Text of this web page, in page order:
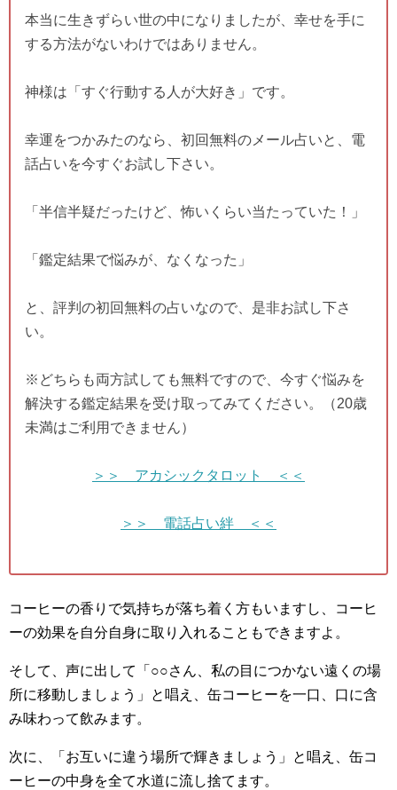
本当に生きずらい世の中になりましたが、幸せを手に
する方法がないわけではありません。
神様は「すぐ行動する人が大好き」です。
幸運をつかみたのなら、初回無料のメール占いと、電
話占いを今すぐお試し下さい。
「半信半疑だったけど、怖いくらい当たっていた！」
「鑑定結果で悩みが、なくなった」
と、評判の初回無料の占いなので、是非お試し下さ
い。
※どちらも両方試しても無料ですので、今すぐ悩みを
解決する鑑定結果を受け取ってみてください。（20歳
未満はご利用できません）
＞＞ アカシックタロット ＜＜
＞＞ 電話占い絆 ＜＜
コーヒーの香りで気持ちが落ち着く方もいますし、コーヒ
ーの効果を自分自身に取り入れることもできますよ。
そして、声に出して「○○さん、私の目につかない遠くの場
所に移動しましょう」と唱え、缶コーヒーを一口、口に含
み味わって飲みます。
次に、「お互いに違う場所で輝きましょう」と唱え、缶コ
ーヒーの中身を全て水道に流し捨てます。